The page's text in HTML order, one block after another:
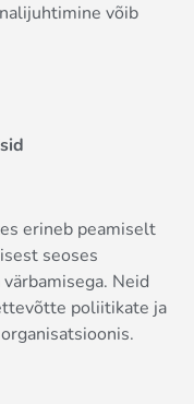
võib
erineb peamiselt
seoses
Neid
poliitikate ja